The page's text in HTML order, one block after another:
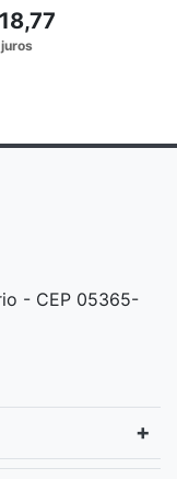
- CEP 05365-